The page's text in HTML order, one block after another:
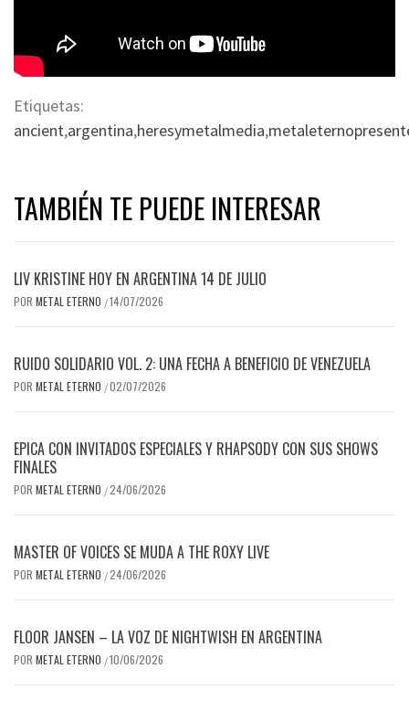
Etiquetas:
ancient,argentina,heresymetalmedia,
TAMBIÉN TE PUEDE INTERESAR
LIV KRISTINE HOY EN ARGENTINA 14 DE JULIO
POR METAL ETERNO /14/07/2026
RUIDO SOLIDARIO VOL. 2: UNA FECHA A BENEFICIO DE VENEZUELA
POR METAL ETERNO /02/07/2026
EPICA CON INVITADOS ESPECIALES Y RHAPSODY CON SUS SHOWS
FINALES
POR METAL ETERNO /24/06/2026
MASTER OF VOICES SE MUDA A THE ROXY LIVE
POR METAL ETERNO /24/06/2026
FLOOR JANSEN – LA VOZ DE NIGHTWISH EN ARGENTINA
POR METAL ETERNO /10/06/2026